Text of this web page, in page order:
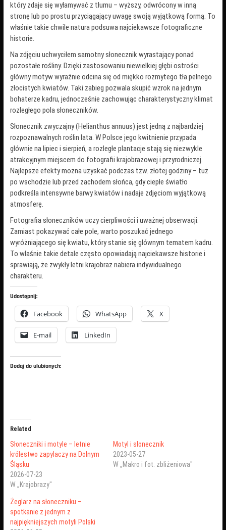
który zdaje się wyłamywać z tłumu – wyższy, odwrócony w inną
stronę lub po prostu przyciągający uwagę swoją wyjątkową formą. To
właśnie takie chwile natura podsuwa najciekawsze fotograficzne
historie.
Na zdjęciu uchwyciłem samotny słonecznik wyrastający ponad
pozostałe rośliny. Dzięki zastosowaniu niewielkiej głębi ostrości
główny motyw wyraźnie odcina się od miękko rozmytego tła pełnego
złocistych kwiatów. Taki zabieg pozwala skupić wzrok na jednym
bohaterze kadru, jednocześnie zachowując charakterystyczny klimat
rozległego pola słoneczników.
Słonecznik zwyczajny (Helianthus annuus) jest jedną z najbardziej
rozpoznawalnych roślin lata. W Polsce jego kwitnienie przypada
głównie na lipiec i sierpień, a rozległe plantacje stają się niezwykle
atrakcyjnym miejscem do fotografii krajobrazowej i przyrodniczej.
Najlepsze efekty można uzyskać podczas tzw. złotej godziny – tuż
po wschodzie lub przed zachodem słońca, gdy ciepłe światło
podkreśla intensywne barwy kwiatów i nadaje zdjęciom wyjątkową
atmosferę.
Fotografia słoneczników uczy cierpliwości i uważnej obserwacji.
Zamiast pokazywać całe pole, warto poszukać jednego
wyróżniającego się kwiatu, który stanie się głównym tematem kadru.
To właśnie takie detale często opowiadają najciekawsze historie i
sprawiają, że zwykły letni krajobraz nabiera indywidualnego
charakteru.
Udostępnij:
Facebook WhatsApp X
E-mail LinkedIn
Dodaj do ulubionych:
Related
Słoneczniki i motyle – letnie
królestwo zapylaczy na Dolnym
Śląsku
2026-07-23
W „Krajobrazy"
Motyl i słonecznik
2023-05-27
W „Makro i fot. zbliżeniowa"
Żeglarz na słoneczniku –
spotkanie z jednym z
najpiękniejszych motyli Polski